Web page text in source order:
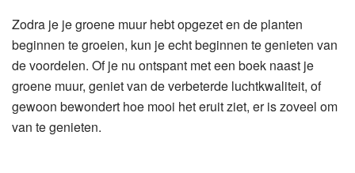
Zodra je je groene muur hebt opgezet en de planten
beginnen te groeien, kun je echt beginnen te genieten van
de voordelen. Of je nu ontspant met een boek naast je
groene muur, geniet van de verbeterde luchtkwaliteit, of
gewoon bewondert hoe mooi het eruit ziet, er is zoveel om
van te genieten.